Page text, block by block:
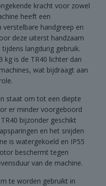
kracht voor zowel
heeft een
handgreep en
deze uiterst handzaam
langdurig gebruik.
kg is de TR40 lichter dan
wat bijdraagt aan
staat om tot een diepte
er minder voorgeboord
bijzonder geschikt
en het snijden
is watergekoeld en IP55
beschermt tegen
van de machine.
te worden gebruikt in